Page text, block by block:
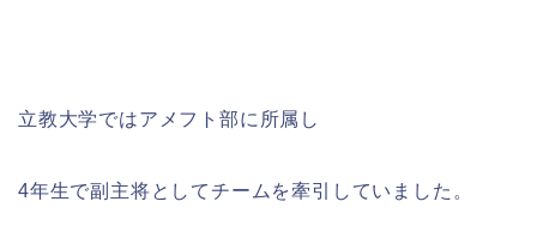
立教大学ではアメフト部に所属し
4年生で副主将としてチームを牽引していました。